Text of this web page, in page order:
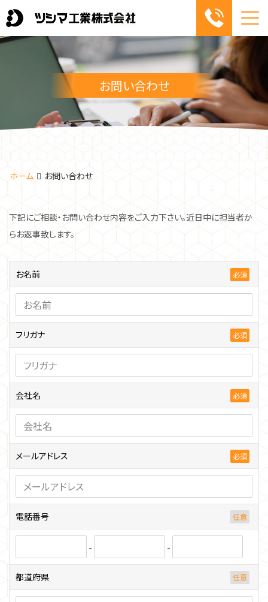
お問い合わせ
ホーム お問い合わせ
下記にご相談・お問い合わせ内容をご入力下さい。近日中に担当者か
らお返事致します。
お名前
フリガナ
会社名
メールアドレス
電話番号
- -
都道府県